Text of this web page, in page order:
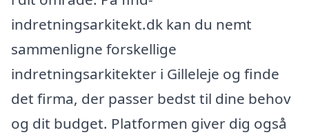
indretningsarkitekt.dk kan du nemt
sammenligne forskellige
indretningsarkitekter i Gilleleje og finde
det firma, der passer bedst til dine behov
og dit budget. Platformen giver dig også